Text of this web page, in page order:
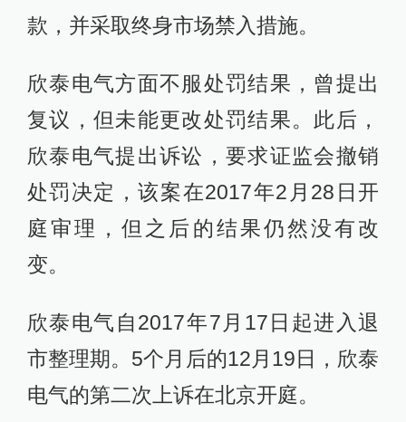
款，并采取终身市场禁入措施。
欣泰电气方面不服处罚结果，曾提出
复议，但未能更改处罚结果。此后，
欣泰电气提出诉讼，要求证监会撤销
处罚决定，该案在2017年2月28日开
庭审理，但之后的结果仍然没有改
变。
欣泰电气自2017年7月17日起进入退
市整理期。5个月后的12月19日，欣泰
电气的第二次上诉在北京开庭。